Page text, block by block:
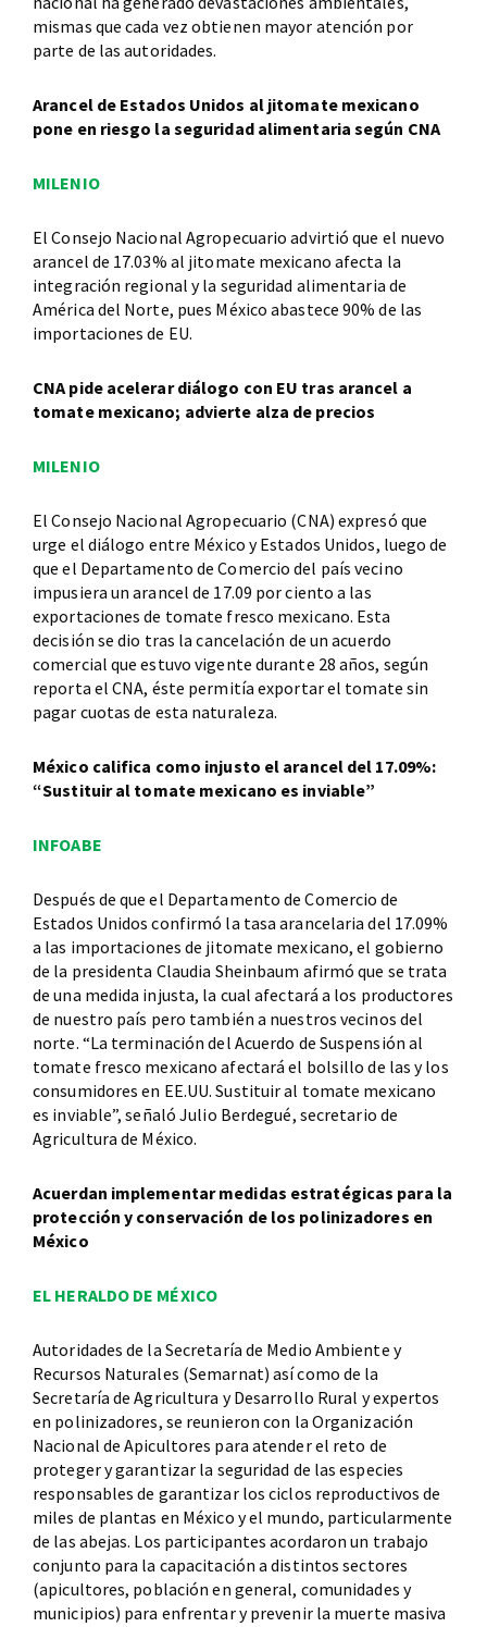
mismas que cada vez obtienen mayor atención por
parte de las autoridades.
Arancel de Estados Unidos al jitomate mexicano
pone en riesgo la seguridad alimentaria según CNA
MILENIO
El Consejo Nacional Agropecuario advirtió que el nuevo
arancel de 17.03% al jitomate mexicano afecta la
integración regional y la seguridad alimentaria de
América del Norte, pues México abastece 90% de las
importaciones de EU.
CNA pide acelerar diálogo con EU tras arancel a
tomate mexicano; advierte alza de precios
MILENIO
El Consejo Nacional Agropecuario (CNA) expresó que
urge el diálogo entre México y Estados Unidos, luego de
que el Departamento de Comercio del país vecino
impusiera un arancel de 17.09 por ciento a las
exportaciones de tomate fresco mexicano. Esta
decisión se dio tras la cancelación de un acuerdo
comercial que estuvo vigente durante 28 años, según
reporta el CNA, éste permitía exportar el tomate sin
pagar cuotas de esta naturaleza.
México califica como injusto el arancel del 17.09%:
“Sustituir al tomate mexicano es inviable”
INFOABE
Después de que el Departamento de Comercio de
Estados Unidos confirmó la tasa arancelaria del 17.09%
a las importaciones de jitomate mexicano, el gobierno
de la presidenta Claudia Sheinbaum afirmó que se trata
de una medida injusta, la cual afectará a los productores
de nuestro país pero también a nuestros vecinos del
norte. “La terminación del Acuerdo de Suspensión al
tomate fresco mexicano afectará el bolsillo de las y los
consumidores en EE.UU. Sustituir al tomate mexicano
es inviable”, señaló Julio Berdegué, secretario de
Agricultura de México.
Acuerdan implementar medidas estratégicas para la
protección y conservación de los polinizadores en
México
EL HERALDO DE MÉXICO
Autoridades de la Secretaría de Medio Ambiente y
Recursos Naturales (Semarnat) así como de la
Secretaría de Agricultura y Desarrollo Rural y expertos
en polinizadores, se reunieron con la Organización
Nacional de Apicultores para atender el reto de
proteger y garantizar la seguridad de las especies
responsables de garantizar los ciclos reproductivos de
miles de plantas en México y el mundo, particularmente
de las abejas. Los participantes acordaron un trabajo
conjunto para la capacitación a distintos sectores
(apicultores, población en general, comunidades y
municipios) para enfrentar y prevenir la muerte masiva